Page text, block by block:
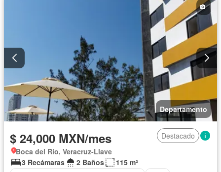
Departamento
$ 24,000 MXN/mes
Destacado
Boca del Río, Veracruz-Llave
3 Recámaras
2 Baños
115 m²